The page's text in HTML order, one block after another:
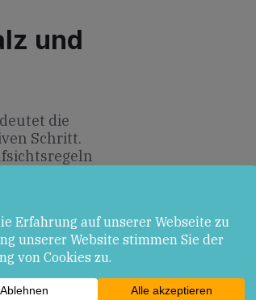
und
die
Schritt.
in
bei digitaler